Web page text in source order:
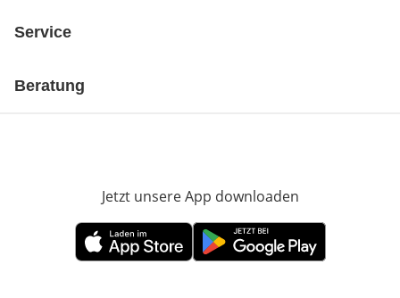
Service
Beratung
Jetzt unsere App downloaden
Öffnet in neuem FensterÖffnet in neuem Fenster